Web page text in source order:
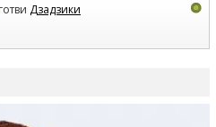
Дзадзики